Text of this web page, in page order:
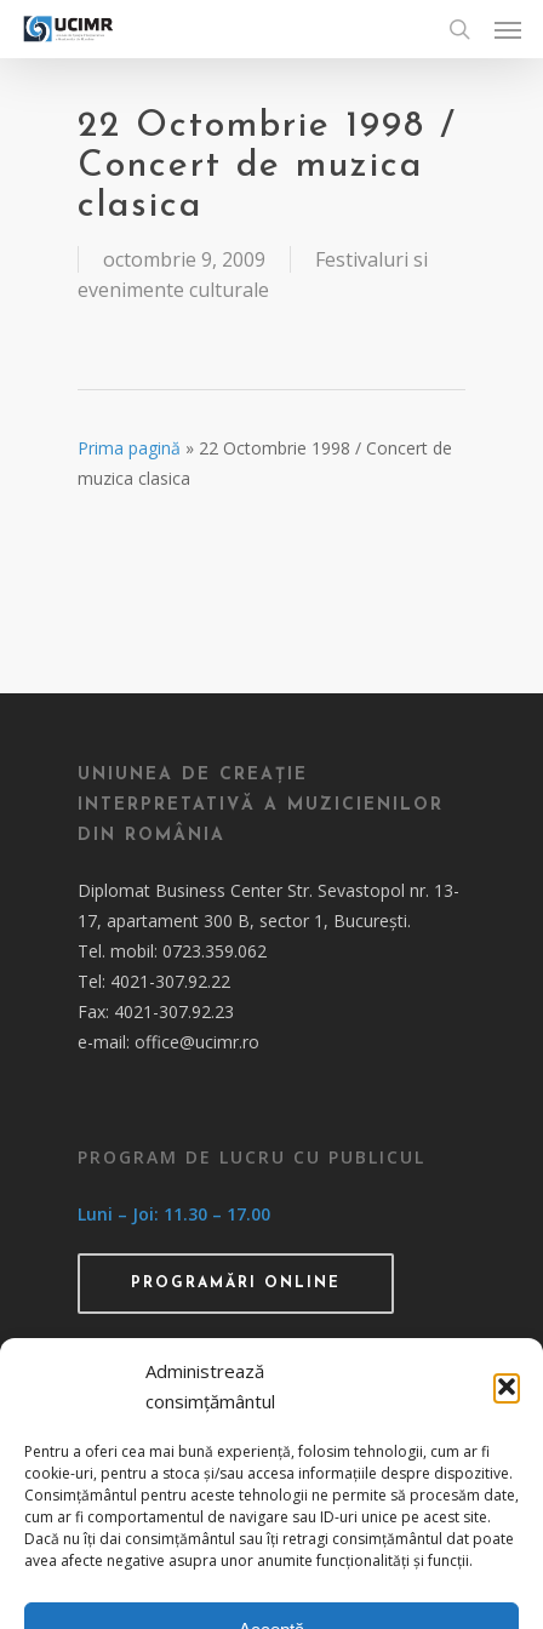
Administrează
consimțământul
Pentru a oferi cea mai bună experiență, folosim tehnologii, cum ar fi
cookie-uri, pentru a stoca și/sau accesa informațiile despre dispozitive.
Consimțământul pentru aceste tehnologii ne permite să procesăm date,
cum ar fi comportamentul de navigare sau ID-uri unice pe acest site.
Dacă nu îți dai consimțământul sau îți retragi consimțământul dat poate
avea afecte negative asupra unor anumite funcționalități și funcții.
Skip
search
22 Octombrie 1998 /
Concert de muzica
clasica
octombrie 9, 2009
Festivaluri si
evenimente culturale
Prima pagină » 22 Octombrie 1998 / Concert de
muzica clasica
UNIUNEA DE CREAȚIE
INTERPRETATIVĂ A MUZICIENILOR
DIN ROMÂNIA
Diplomat Business Center Str. Sevastopol nr. 13-
17, apartament 300 B, sector 1, București.
Tel. mobil: 0723.359.062
Tel: 4021-307.92.22
Fax: 4021-307.92.23
e-mail: office@ucimr.ro
PROGRAM DE LUCRU CU PUBLICUL
Luni – Joi: 11.30 – 17.00
PROGRAMĂRI ONLINE
prin HG 1242/29.11.2000 publicată în MO nr.
634/06.12.2000
Politica de confidențialitate
Politica de cookies